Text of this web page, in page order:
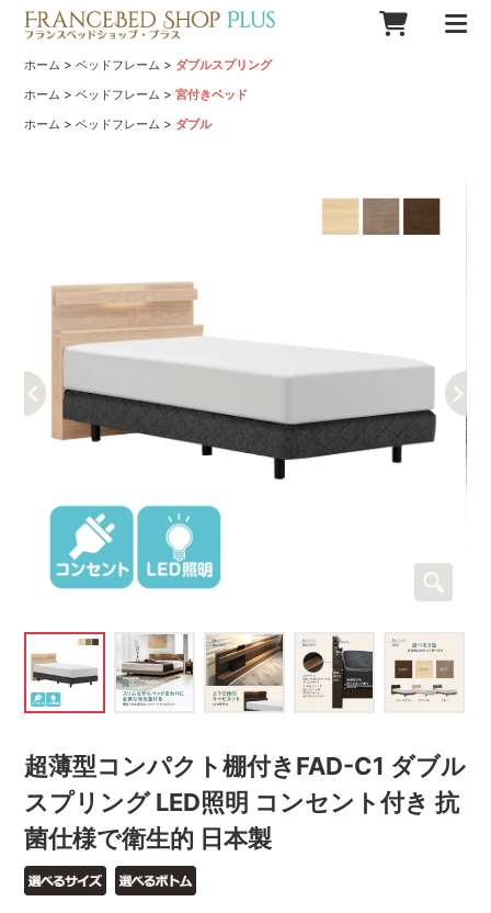
ホーム >ベッドフレーム > ダブルスプリング
ホーム >ベッドフレーム >宮付きベッド
ホーム >ベッドフレーム > ダブル
超薄型コンパクト棚付きFAD-C1 ダブル
スプリング LED照明 コンセント付き 抗
菌仕様で衛生的 日本製